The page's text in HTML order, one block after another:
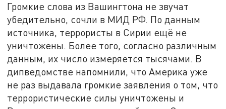
Громкие слова из Вашингтона не звучат
убедительно, сочли в МИД РФ. По данным
источника, террористы в Сирии ещё не
уничтожены. Более того, согласно различным
данным, их число измеряется тысячами. В
дипведомстве напомнили, что Америка уже
не раз выдавала громкие заявления о том, что
террористические силы уничтожены и